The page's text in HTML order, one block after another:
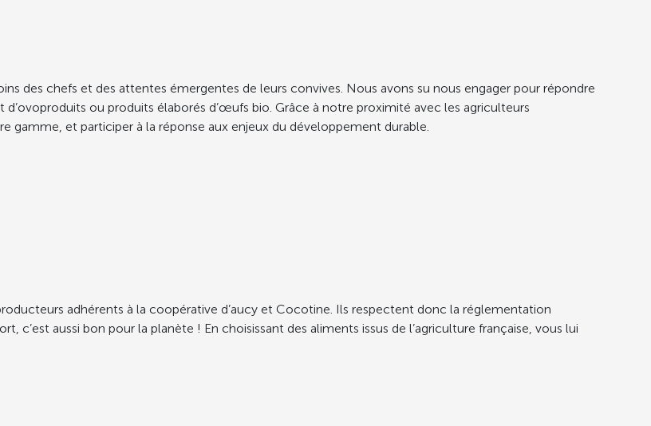
des chefs et des attentes émergentes de leurs convives. Nous avons su nous engager pour répondre
ou produits élaborés d’œufs bio. Grâce à notre proximité avec les agriculteurs
gamme, et participer à la réponse aux enjeux du développement durable.
adhérents à la coopérative d’aucy et Cocotine. Ils respectent donc la réglementation
c’est aussi bon pour la planète ! En choisissant des aliments issus de l’agriculture française, vous lui